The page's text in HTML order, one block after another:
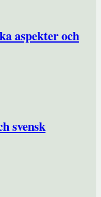
aspekter och
svensk